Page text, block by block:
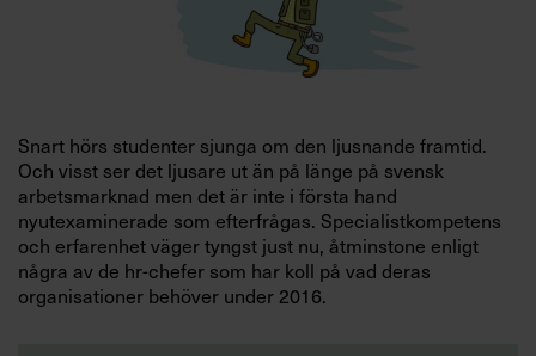
Snart hörs studenter sjunga om den ljusnande framtid.
Och visst ser det ljusare ut än på länge på svensk
arbetsmarknad men det är inte i första hand
nyutexaminerade som efterfrågas. Specialistkompetens
och erfarenhet väger tyngst just nu, åtminstone enligt
några av de hr-chefer som har koll på vad deras
organisationer behöver under 2016.